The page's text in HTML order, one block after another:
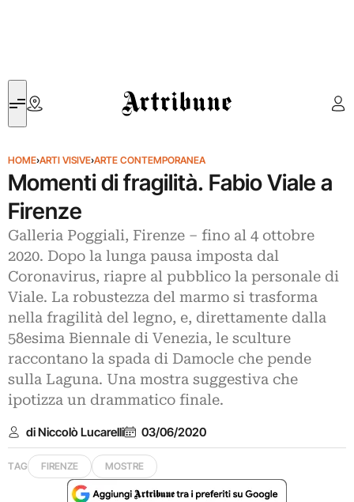
Artribune
HOME›ARTI VISIVE›ARTE CONTEMPORANEA
Momenti di fragilità. Fabio Viale a
Firenze
Galleria Poggiali, Firenze ‒ fino al 4 ottobre
2020. Dopo la lunga pausa imposta dal
Coronavirus, riapre al pubblico la personale di
Viale. La robustezza del marmo si trasforma
nella fragilità del legno, e, direttamente dalla
58esima Biennale di Venezia, le sculture
raccontano la spada di Damocle che pende
sulla Laguna. Una mostra suggestiva che
ipotizza un drammatico finale.
di Niccolò Lucarelli 03/06/2020
TAG FIRENZE MOSTRE